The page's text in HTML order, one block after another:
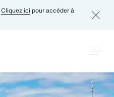
Cliquez ici pour accéder à